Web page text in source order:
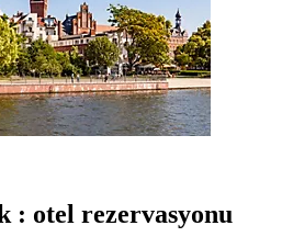
: otel rezervasyonu